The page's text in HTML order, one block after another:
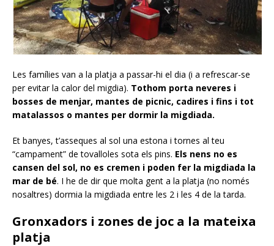
Les famílies van a la platja a passar-hi el dia (i a refrescar-se
per evitar la calor del migdia). Tothom porta neveres i
bosses de menjar, mantes de picnic, cadires i fins i tot
matalassos o mantes per dormir la migdiada.
Et banyes, t’asseques al sol una estona i tornes al teu
“campament” de tovalloles sota els pins. Els nens no es
cansen del sol, no es cremen i poden fer la migdiada la
mar de bé. I he de dir que molta gent a la platja (no només
nosaltres) dormia la migdiada entre les 2 i les 4 de la tarda.
Gronxadors i zones de joc a la mateixa
platja